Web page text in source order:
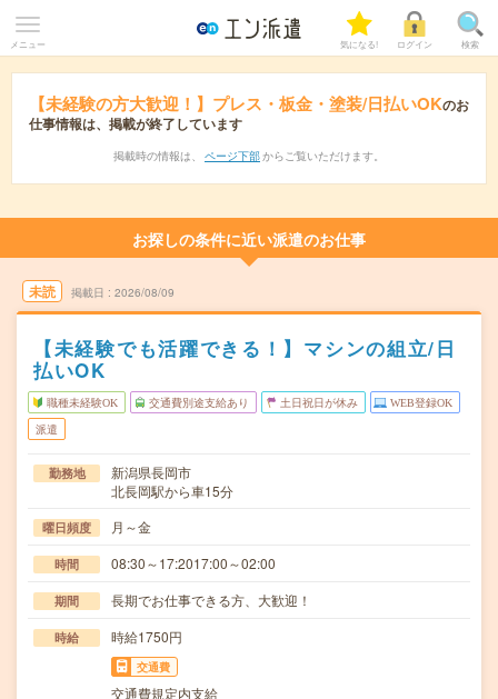
メニュー 気になる! ログイン 検索
【未経験の方大歓迎！】プレス・板金・塗装/日払いOKのお
仕事情報は、掲載が終了しています
掲載時の情報は、 ページ下部 からご覧いただけます。
お探しの条件に近い派遣のお仕事
未読 掲載日 2026/08/09
【未経験でも活躍できる！】マシンの組立/日
払いOK
職種未経験OK 交通費別途支給あり 土日祝日が休み WEB登録OK
派遣
勤務地
新潟県長岡市
北長岡駅から車15分
曜日頻度 月～金
時間 08:30～17:2017:00～02:00
期間 長期でお仕事できる方、大歓迎！
時給 時給1750円
交通費
交通費規定内支給